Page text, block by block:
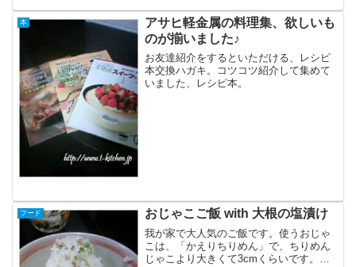
本
アサヒ軽金属の料理集、欲しいも
のが揃いました♪
お友達紹介をするといただける、レシピ
本交換ハガキ。コツコツ紹介して集めて
いました、レシピ本。
フード おじゃこご飯 with 大根の塩漬け
我が家で大人気のご飯です。使うおじゃ
こは、「かえりちりめん」で、ちりめん
じゃこより大きくて3cmくらいです。そ